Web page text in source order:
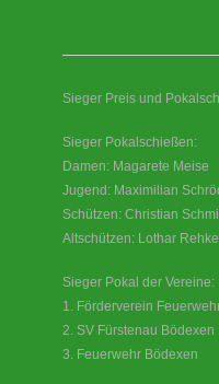
Sieger Preis und
Sieger Pokalschießen:
Damen: Magarete Meise
Jugend: Maximilian
Schützen: Christian
Altschützen: Lothar
Sieger Pokal der Vereine:
1. Förderverein
2. SV Fürstenau Bödexen
3. Feuerwehr Bödexen